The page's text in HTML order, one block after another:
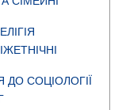
ДО СОЦІОЛОГІЇ